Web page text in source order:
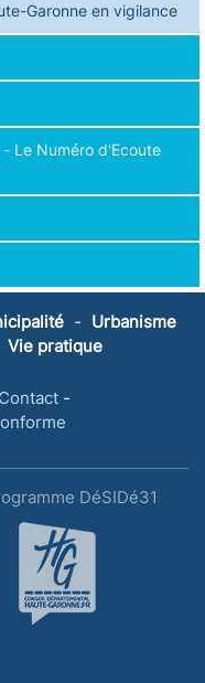
Garonne en vigilance
Le Numéro d'Ecoute
- Urbanisme
Vie pratique
Contact-
DéSIDé31